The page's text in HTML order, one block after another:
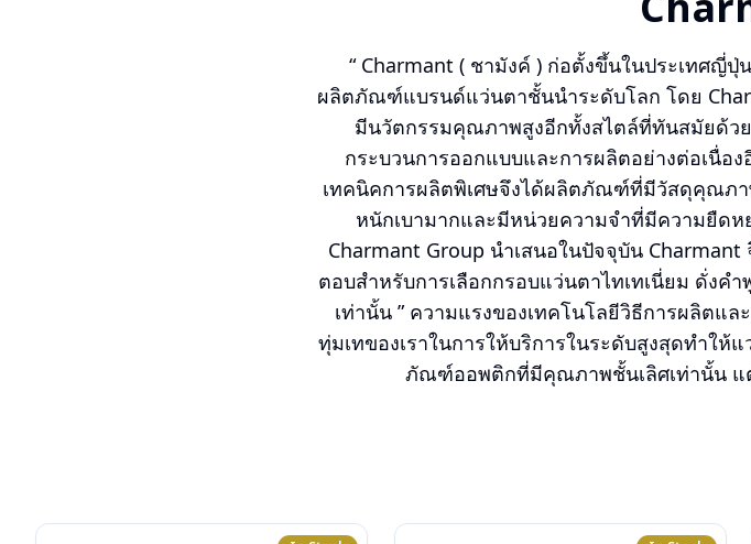
“ Charmant ( ชามังค์ ) ก่อตั้งขึ้นในประเทศญี่
ผลิตภัณฑ์แบรนด์แว่นตาชั้นนำระดับโลก โดย
มีนวัตกรรมคุณภาพสูงอีกทั้งสไตล์ที่ทันสมัยด้ว
กระบวนการออกแบบและการผลิตอย่างต่อเนื่อ
เทคนิคการผลิตพิเศษจึงได้ผลิตภัณฑ์ที่มีวัสดุคุณภาพ
หนักเบามากและมีหน่วยความจำที่มีความยืด
Charmant Group นำเสนอในปัจจุบัน
ตอบสำหรับการเลือกกรอบแว่นตาไทเทเนี่ยม ดั่งค
เท่านั้น ” ความแรงของเทคโนโลยีวิธีการผลิตแ
ทุ่มเทของเราในการให้บริการในระดับสูงสุดทำใ
ภัณฑ์ออพติกที่มีคุณภาพชั้นเลิศเท่านั้น แ